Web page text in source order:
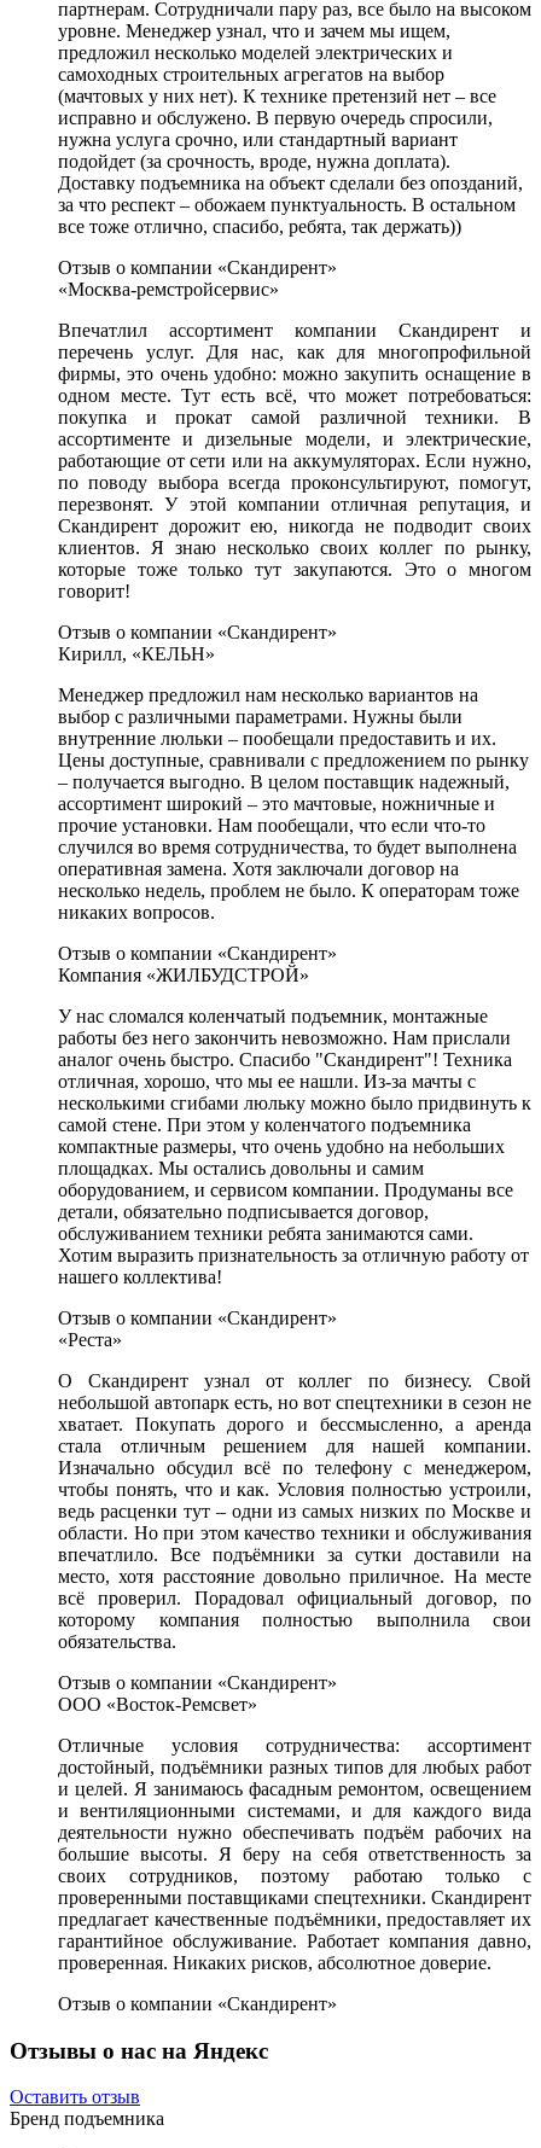
партнерам. Сотрудничали пару раз, все было на высоком
уровне. Менеджер узнал, что и зачем мы ищем,
предложил несколько моделей электрических и
самоходных строительных агрегатов на выбор
(мачтовых у них нет). К технике претензий нет – все
исправно и обслужено. В первую очередь спросили,
нужна услуга срочно, или стандартный вариант
подойдет (за срочность, вроде, нужна доплата).
Доставку подъемника на объект сделали без опозданий,
за что респект – обожаем пунктуальность. В остальном
все тоже отлично, спасибо, ребята, так держать))
Отзыв о компании «Скандирент»
«Москва-ремстройсервис»
Впечатлил ассортимент компании Скандирент и
перечень услуг. Для нас, как для многопрофильной
фирмы, это очень удобно: можно закупить оснащение в
одном месте. Тут есть всё, что может потребоваться:
покупка и прокат самой различной техники. В
ассортименте и дизельные модели, и электрические,
работающие от сети или на аккумуляторах. Если нужно,
по поводу выбора всегда проконсультируют, помогут,
перезвонят. У этой компании отличная репутация, и
Скандирент дорожит ею, никогда не подводит своих
клиентов. Я знаю несколько своих коллег по рынку,
которые тоже только тут закупаются. Это о многом
говорит!
Отзыв о компании «Скандирент»
Кирилл, «КЕЛЬН»
Менеджер предложил нам несколько вариантов на
выбор с различными параметрами. Нужны были
внутренние люльки – пообещали предоставить и их.
Цены доступные, сравнивали с предложением по рынку
– получается выгодно. В целом поставщик надежный,
ассортимент широкий – это мачтовые, ножничные и
прочие установки. Нам пообещали, что если что-то
случился во время сотрудничества, то будет выполнена
оперативная замена. Хотя заключали договор на
несколько недель, проблем не было. К операторам тоже
никаких вопросов.
Отзыв о компании «Скандирент»
Компания «ЖИЛБУДСТРОЙ»
У нас сломался коленчатый подъемник, монтажные
работы без него закончить невозможно. Нам прислали
аналог очень быстро. Спасибо "Скандирент"! Техника
отличная, хорошо, что мы ее нашли. Из-за мачты с
несколькими сгибами люльку можно было придвинуть к
самой стене. При этом у коленчатого подъемника
компактные размеры, что очень удобно на небольших
площадках. Мы остались довольны и самим
оборудованием, и сервисом компании. Продуманы все
детали, обязательно подписывается договор,
обслуживанием техники ребята занимаются сами.
Хотим выразить признательность за отличную работу от
нашего коллектива!
Отзыв о компании «Скандирент»
«Реста»
О Скандирент узнал от коллег по бизнесу. Свой
небольшой автопарк есть, но вот спецтехники в сезон не
хватает. Покупать дорого и бессмысленно, а аренда
стала отличным решением для нашей компании.
Изначально обсудил всё по телефону с менеджером,
чтобы понять, что и как. Условия полностью устроили,
ведь расценки тут – одни из самых низких по Москве и
области. Но при этом качество техники и обслуживания
впечатлило. Все подъёмники за сутки доставили на
место, хотя расстояние довольно приличное. На месте
всё проверил. Порадовал официальный договор, по
которому компания полностью выполнила свои
обязательства.
Отзыв о компании «Скандирент»
ООО «Восток-Ремсвет»
Отличные условия сотрудничества: ассортимент
достойный, подъёмники разных типов для любых работ
и целей. Я занимаюсь фасадным ремонтом, освещением
и вентиляционными системами, и для каждого вида
деятельности нужно обеспечивать подъём рабочих на
большие высоты. Я беру на себя ответственность за
своих сотрудников, поэтому работаю только с
проверенными поставщиками спецтехники. Скандирент
предлагает качественные подъёмники, предоставляет их
гарантийное обслуживание. Работает компания давно,
проверенная. Никаких рисков, абсолютное доверие.
Отзыв о компании «Скандирент»
Отзывы о нас на Яндекс
Оставить отзыв
Бренд подъемника